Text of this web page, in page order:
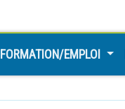
FORMATION/EMPLOI